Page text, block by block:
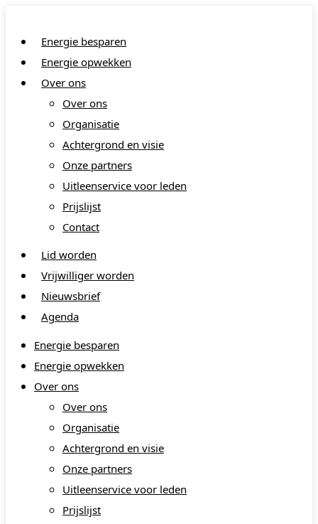
inhoud
Energie besparen
Energie opwekken
Over ons
Over ons
Organisatie
Achtergrond en visie
Onze partners
Uitleenservice voor leden
Prijslijst
Contact
Lid worden
Vrijwilliger worden
Nieuwsbrief
Agenda
Energie besparen
Energie opwekken
Over ons
Over ons
Organisatie
Achtergrond en visie
Onze partners
Uitleenservice voor leden
Prijslijst